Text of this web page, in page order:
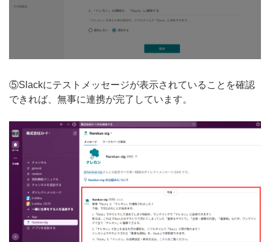
⑤Slackにテストメッセージが表示されていることを確認
できれば、無事に連携が完了しています。